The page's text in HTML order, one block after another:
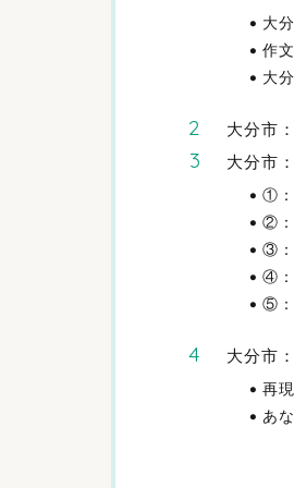
大
作
大
大分市
大分市
①：
②：
③：
④：
⑤：
大分市
再
あ